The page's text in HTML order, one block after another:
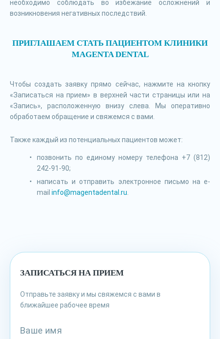
необходимо соблюдать во избежание осложнений и
возникновения негативных последствий.
ПРИГЛАШАЕМ СТАТЬ ПАЦИЕНТОМ КЛИНИКИ
MAGENTA DENTAL
Чтобы создать заявку прямо сейчас, нажмите на кнопку
«Записаться на прием» в верхней части страницы или на
«Запись», расположенную внизу слева. Мы оперативно
обработаем обращение и свяжемся с вами.
Также каждый из потенциальных пациентов может:
позвонить по единому номеру телефона +7 (812)
242-91-90;
написать и отправить электронное письмо на e-
mail info@magentadental.ru
ЗАПИСАТЬСЯ НА ПРИЕМ
Отправьте заявку и мы свяжемся с вами в
ближайшее рабочее время
Ваше имя